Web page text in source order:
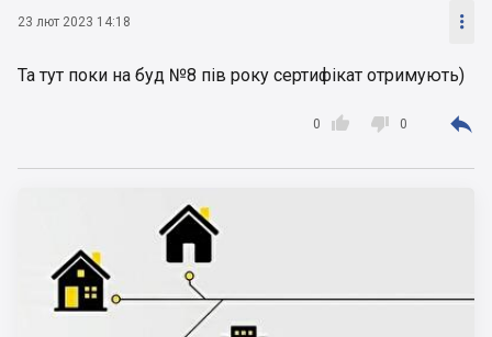
23 лют 2023 14:18 
Та тут поки на буд №8 пів року сертифікат отримують)

0  0 